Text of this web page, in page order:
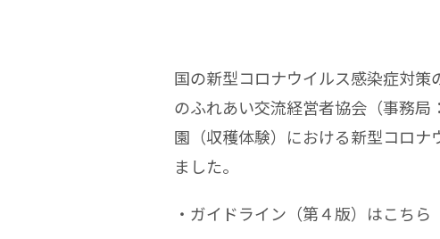
国の新型コロナウイルス感染症対
のふれあい交流経営者協会（事務
園（収穫体験）における新型コロ
ました。
・ガイドライン（第４版）はこちら